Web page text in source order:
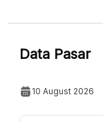
Data Pasar
10 August 2026